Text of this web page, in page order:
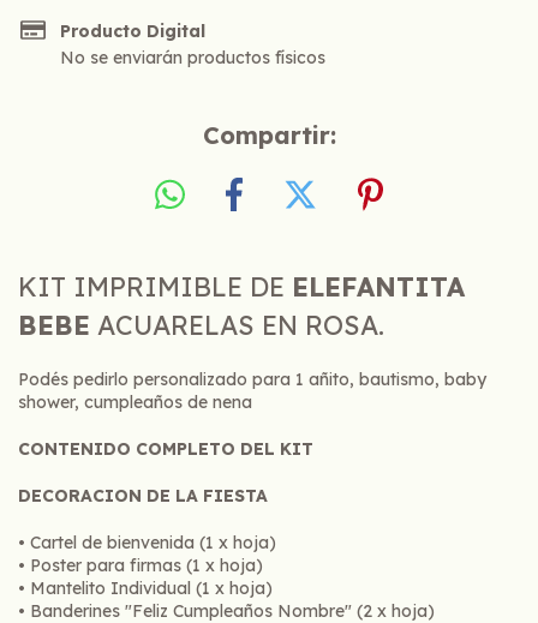
Producto Digital
No se enviarán productos físicos
Compartir:
KIT IMPRIMIBLE DE ELEFANTITA
BEBE ACUARELAS EN ROSA.
Podés pedirlo personalizado para 1 añito, bautismo, baby
shower, cumpleaños de nena
CONTENIDO COMPLETO DEL KIT
DECORACION DE LA FIESTA
• Cartel de bienvenida (1 x hoja)
• Poster para firmas (1 x hoja)
• Mantelito Individual (1 x hoja)
• Banderines "Feliz Cumpleaños Nombre" (2 x hoja)